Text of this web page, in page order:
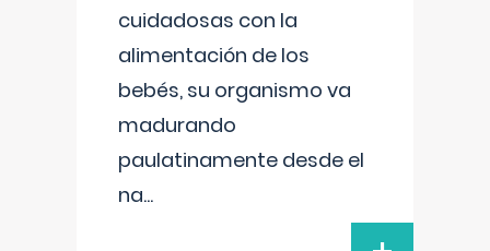
cuidadosas con la
alimentación de los
bebés, su organismo va
madurando
paulatinamente desde el
na...